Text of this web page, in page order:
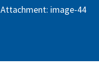
Attachment: image-44